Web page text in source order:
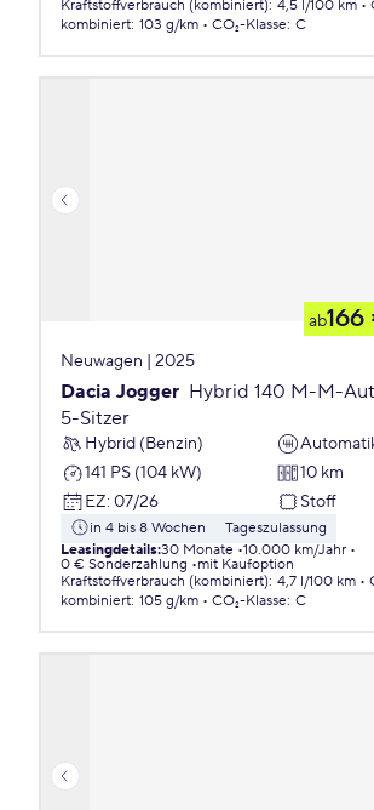
Kraftstoffverbrauch (kombiniert): 4,5 l/100 km
kombiniert: 103 g/km CO₂-Klasse: C
ab
Neuwagen | 2025
Dacia Jogger Hybrid 140 M-M-
5-Sitzer
Hybrid (Benzin)
141 PS (104 kW)
10 km
EZ: 07/26 Stoff
in 4 bis 8 Wochen
Tageszulassung
Leasingdetails:30 Monate 10.000 km/Jahr
0 € Sonderzahlung
mit Kaufoption
Kraftstoffverbrauch (kombiniert): 4,7 l/100 km
kombiniert: 105 g/km CO₂-Klasse: C